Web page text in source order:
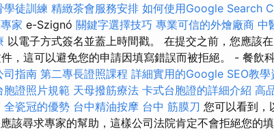
學徒訓練 精緻茶會服務安排 如何使用Google Search
家 e-Szignó 關鍵字選擇技巧 專業可信的外燴廠商 中
以電子方式簽名並蓋上時間戳。 在提交之前，您應該
，這可以避免您的申請因填寫錯誤而被拒絕。 - 餐飲
司指南 第二專長證照課程 詳細實用的Google SEO教學
胞證照片規範 天母撥筋療法 卡式台胞證的詳細介紹 高
全瓷冠的優勢 台中精油按摩 台中 筋膜刀 您可以看到，
該尋求專家的幫助，這樣公司法院肯定不會拒絕您的